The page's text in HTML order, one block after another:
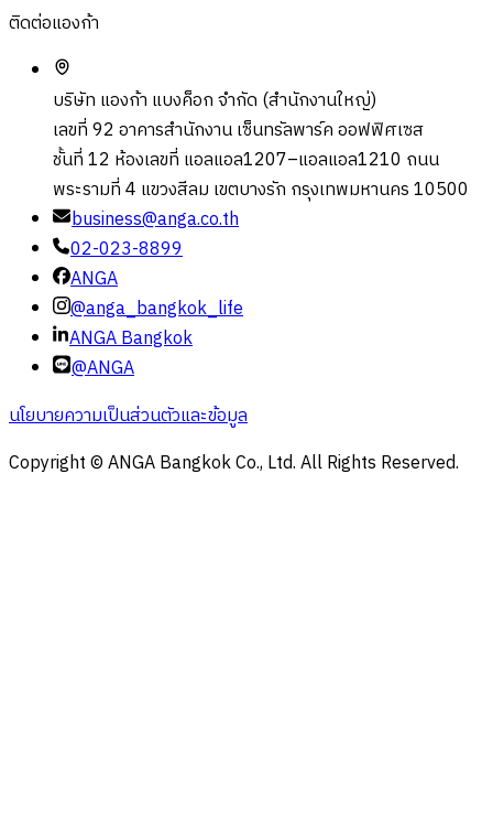
ติดต่อแองก้า
บริษัท แองก้า แบงค็อก จำกัด (สำนักงานใหญ่)
เลขที่ 92 อาคารสำนักงาน เซ็นทรัลพาร์ค ออฟฟิศเซส
ชั้นที่ 12 ห้องเลขที่ แอลแอล1207–แอลแอล1210 ถนน
พระรามที่ 4 แขวงสีลม เขตบางรัก กรุงเทพมหานคร 10500
business@anga.co.th
02-023-8899
ANGA
@anga_bangkok_life
ANGA Bangkok
@ANGA
นโยบายความเป็นส่วนตัวและข้อมูล
Copyright © ANGA Bangkok Co., Ltd. All Rights Reserved.